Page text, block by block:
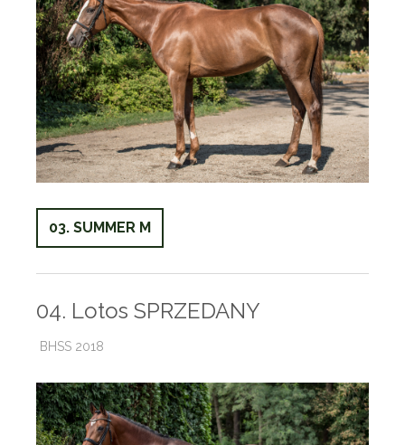
03. SUMMER M
04. Lotos SPRZEDANY
BHSS 2018